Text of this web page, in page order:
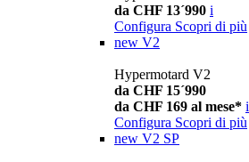
da CHF 13´990 i
Configura Scopri di più
new V2
Hypermotard V2
da CHF 15´990
da CHF 169 al mese* i
Configura Scopri di più
new V2 SP